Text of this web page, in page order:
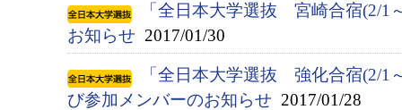
「全日本大学選抜 宮崎合宿(2/1
お知らせ 2017/01/30
「全日本大学選抜 強化合宿(2/
び参加メンバーのお知らせ 2017/01/28